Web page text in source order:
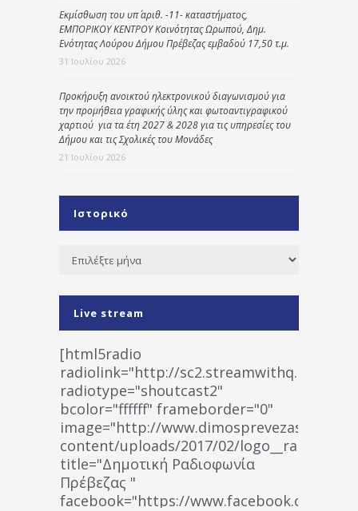
Εκμίσθωση του υπ΄ αριθ. -11- καταστήματος,
ΕΜΠΟΡΙΚΟΥ ΚΕΝΤΡΟΥ Κοινότητας Ωρωπού, Δημ.
Ενότητας Λούρου Δήμου Πρέβεζας εμβαδού 17,50 τ.μ.
31 Ιουλίου 2026
Προκήρυξη ανοικτού ηλεκτρονικού διαγωνισμού για
την προμήθεια γραφικής ύλης και φωτοαντιγραφικού
χαρτιού για τα έτη 2027 & 2028 για τις υπηρεσίες του
Δήμου και τις Σχολικές του Μονάδες
21 Ιουλίου 2026
Ιστορικό
Ιστορικό
Live stream
[html5radio
radiolink="http://
radiotype="shoutcast2"
bcolor="ffffff" frameborder="0"
image="http://www.dimosprevezas.gr/wp-
content/uploads/2017/02/
title="Δημοτική Ραδιοφωνία
Πρέβεζας "
facebook="https://www.facebook.com/